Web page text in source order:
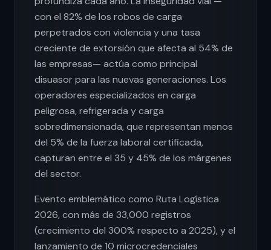
con el 82% de los robos de carga
perpetrados con violencia y una tasa
creciente de extorsión que afecta al 54% de
las empresas— actúa como principal
disuasor para las nuevas generaciones. Los
operadores especializados en carga
peligrosa, refrigerada y carga
sobredimensionada, que representan menos
del 5% de la fuerza laboral certificada,
capturan entre el 35 y 45% de los márgenes
del sector.
Evento emblemático como Ruta Logística
2026, con más de 33,000 registros
(crecimiento del 300% respecto a 2025), y el
lanzamiento de 10 microcredenciales